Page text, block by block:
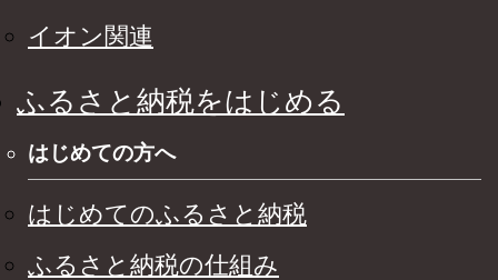
イオン関連
ふるさと納税をはじめる
はじめての方へ
はじめてのふるさと納税
ふるさと納税の仕組み